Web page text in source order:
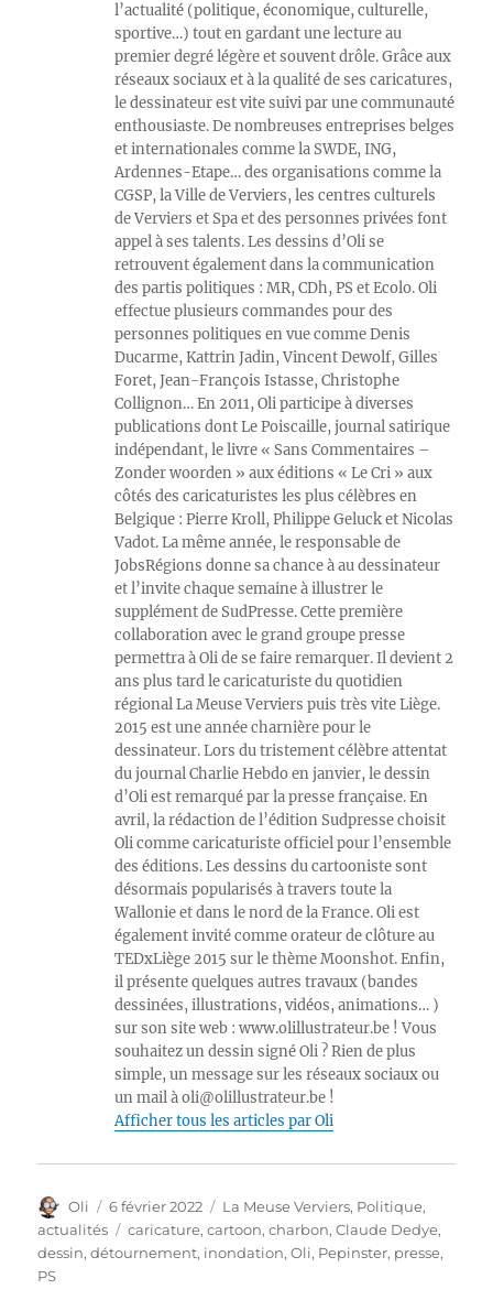
l’actualité (politique, économique, culturelle,
sportive…) tout en gardant une lecture au
premier degré légère et souvent drôle. Grâce aux
réseaux sociaux et à la qualité de ses caricatures,
le dessinateur est vite suivi par une communauté
enthousiaste. De nombreuses entreprises belges
et internationales comme la SWDE, ING,
Ardennes-Etape… des organisations comme la
CGSP, la Ville de Verviers, les centres culturels
de Verviers et Spa et des personnes privées font
appel à ses talents. Les dessins d’Oli se
retrouvent également dans la communication
des partis politiques : MR, CDh, PS et Ecolo. Oli
effectue plusieurs commandes pour des
personnes politiques en vue comme Denis
Ducarme, Kattrin Jadin, Vincent Dewolf, Gilles
Foret, Jean-François Istasse, Christophe
Collignon… En 2011, Oli participe à diverses
publications dont Le Poiscaille, journal satirique
indépendant, le livre « Sans Commentaires –
Zonder woorden » aux éditions « Le Cri » aux
côtés des caricaturistes les plus célèbres en
Belgique : Pierre Kroll, Philippe Geluck et Nicolas
Vadot. La même année, le responsable de
JobsRégions donne sa chance à au dessinateur
et l’invite chaque semaine à illustrer le
supplément de SudPresse. Cette première
collaboration avec le grand groupe presse
permettra à Oli de se faire remarquer. Il devient 2
ans plus tard le caricaturiste du quotidien
régional La Meuse Verviers puis très vite Liège.
2015 est une année charnière pour le
dessinateur. Lors du tristement célèbre attentat
du journal Charlie Hebdo en janvier, le dessin
d’Oli est remarqué par la presse française. En
avril, la rédaction de l’édition Sudpresse choisit
Oli comme caricaturiste officiel pour l’ensemble
des éditions. Les dessins du cartooniste sont
désormais popularisés à travers toute la
Wallonie et dans le nord de la France. Oli est
également invité comme orateur de clôture au
TEDxLiège 2015 sur le thème Moonshot. Enfin,
il présente quelques autres travaux (bandes
dessinées, illustrations, vidéos, animations… )
sur son site web : www.olillustrateur.be ! Vous
souhaitez un dessin signé Oli ? Rien de plus
simple, un message sur les réseaux sociaux ou
un mail à oli@olillustrateur.be !
Afficher tous les articles par Oli
Auteur
Oli
Publié
le
6 février 2022 Catégories
La Meuse Verviers, Politique,
actualités
Étiquettes
caricature,cartoon,charbon,Claude Dedye,
dessin,détournement, inondation,Oli, Pepinster, presse,
PS